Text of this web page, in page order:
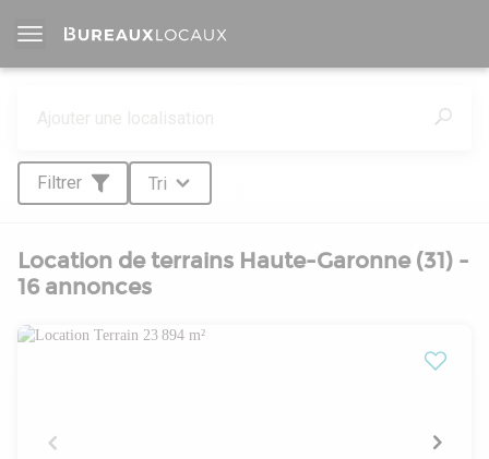
Filtrer Tri
Location de terrains Haute-Garonne (31) -
16 annonces